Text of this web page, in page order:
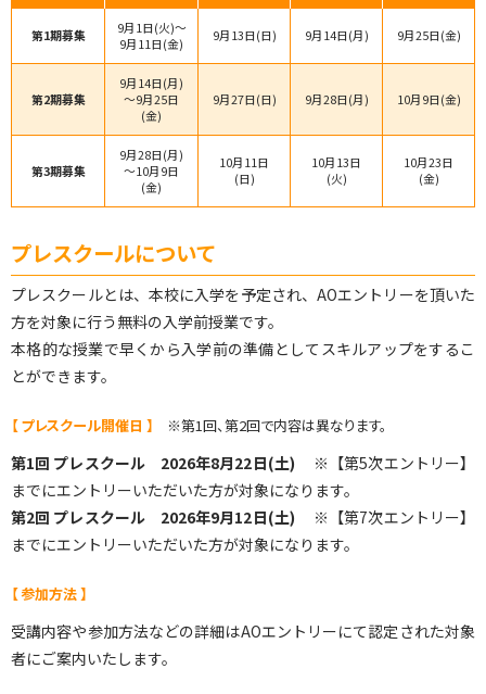
第1期募集
9月1日(火)～
9月11日(金)
9月13日(日) 9月14日(月) 9月25日(金)
第2期募集
9月14日(月)
～9月25日
(金)
9月27日(日) 9月28日(月) 10月9日(金)
第3期募集
9月28日(月)
～10月9日
(金)
10月11日
(日)
10月13日
(火)
10月23日
(金)
プレスクールについて
プレスクールとは、本校に入学を予定され、AOエントリーを頂いた
方を対象に行う無料の入学前授業です。
本格的な授業で早くから入学前の準備としてスキルアップをするこ
とができます。
【 プレスクール開催日 】 ※第1回、第2回で内容は異なります。
第1回 プレスクール 2026年8月22日(土) ※【第5次エントリー】
までにエントリーいただいた方が対象になります。
第2回 プレスクール 2026年9月12日(土) ※【第7次エントリー】
までにエントリーいただいた方が対象になります。
【 参加方法 】
受講内容や参加方法などの詳細はAOエントリーにて認定された対象
者にご案内いたします。